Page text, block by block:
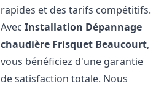
rapides et des tarifs compétitifs.
AvecInstallation Dépannage
chaudière Frisquet Beaucourt,
vous bénéficiez d'une garantie
de satisfaction totale. Nous